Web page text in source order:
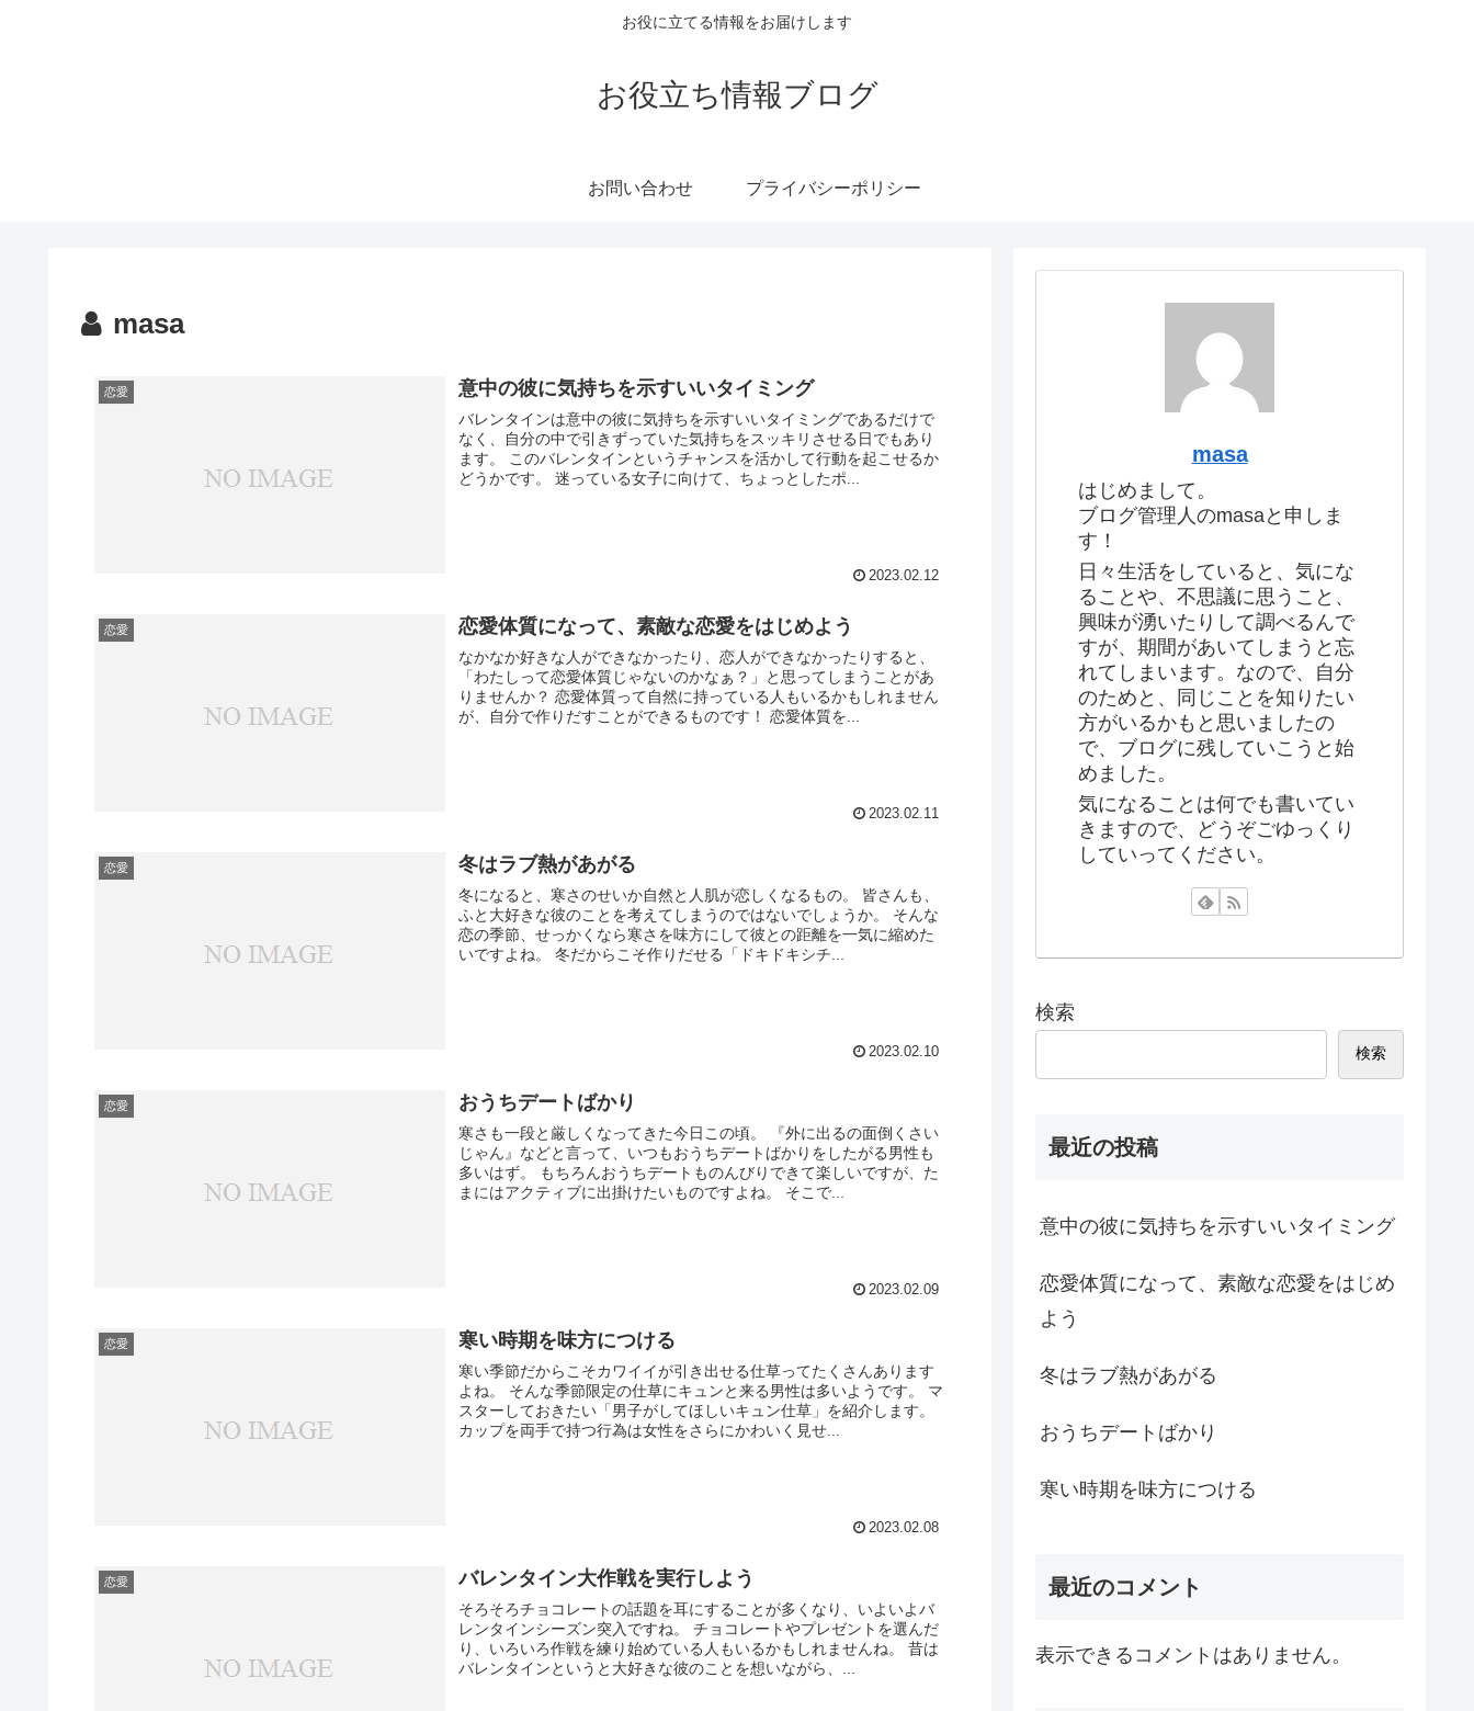
お役に立てる情報をお届けします
お役立ち情報ブログ
お問い合わせ プライバシーポリシー
masa
恋愛 意中の彼に気持ちを示すいいタイミング
バレンタインは意中の彼に気持ちを示すいいタイミングであるだけで
なく、自分の中で引きずっていた気持ちをスッキリさせる日でもあり
ます。 このバレンタインというチャンスを活かして行動を起こせるか
どうかです。 迷っている女子に向けて、ちょっとしたポ...
2023.02.12
恋愛 恋愛体質になって、素敵な恋愛をはじめよう
なかなか好きな人ができなかったり、恋人ができなかったりすると、
「わたしって恋愛体質じゃないのかなぁ？」と思ってしまうことがあ
りませんか？ 恋愛体質って自然に持っている人もいるかもしれません
が、自分で作りだすことができるものです！ 恋愛体質を...
2023.02.11
恋愛 冬はラブ熱があがる
冬になると、寒さのせいか自然と人肌が恋しくなるもの。 皆さんも、
ふと大好きな彼のことを考えてしまうのではないでしょうか。 そんな
恋の季節、せっかくなら寒さを味方にして彼との距離を一気に縮めた
いですよね。 冬だからこそ作りだせる「ドキドキシチ...
2023.02.10
恋愛 おうちデートばかり
寒さも一段と厳しくなってきた今日この頃。 『外に出るの面倒くさい
じゃん』などと言って、いつもおうちデートばかりをしたがる男性も
多いはず。 もちろんおうちデートものんびりできて楽しいですが、た
まにはアクティブに出掛けたいものですよね。 そこで...
2023.02.09
恋愛 寒い時期を味方につける
寒い季節だからこそカワイイが引き出せる仕草ってたくさんあります
よね。 そんな季節限定の仕草にキュンと来る男性は多いようです。 マ
スターしておきたい「男子がしてほしいキュン仕草」を紹介します。
カップを両手で持つ行為は女性をさらにかわいく見せ...
2023.02.08
恋愛 バレンタイン大作戦を実行しよう
そろそろチョコレートの話題を耳にすることが多くなり、いよいよバ
レンタインシーズン突入ですね。 チョコレートやプレゼントを選んだ
り、いろいろ作戦を練り始めている人もいるかもしれませんね。 昔は
バレンタインというと大好きな彼のことを想いながら、...
masa
はじめまして。
ブログ管理人のmasaと申しま
す！
日々生活をしていると、気にな
ることや、不思議に思うこと、
興味が湧いたりして調べるんで
すが、期間があいてしまうと忘
れてしまいます。なので、自分
のためと、同じことを知りたい
方がいるかもと思いましたの
で、ブログに残していこうと始
めました。
気になることは何でも書いてい
きますので、どうぞごゆっくり
していってください。
検索
検索
最近の投稿
意中の彼に気持ちを示すいいタイミング
恋愛体質になって、素敵な恋愛をはじめ
よう
冬はラブ熱があがる
おうちデートばかり
寒い時期を味方につける
最近のコメント
表示できるコメントはありません。